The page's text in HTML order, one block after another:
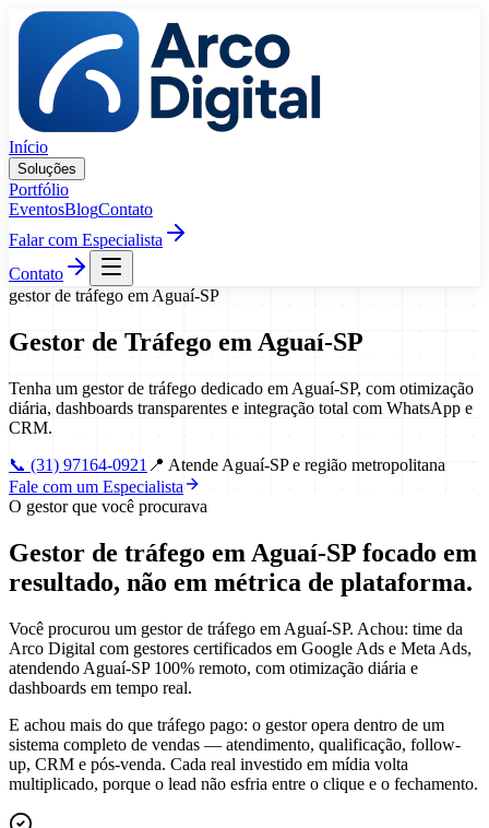
Pular para o conteúdo
Início
Soluções
Portfólio
EventosBlogContato
Falar com Especialista
Contato
gestor de tráfego em Aguaí-SP
Gestor de Tráfego em Aguaí-SP
Tenha um gestor de tráfego dedicado em Aguaí-SP, com otimização
diária, dashboards transparentes e integração total com WhatsApp e
CRM.
📞 (31) 97164-0921 📍 Atende Aguaí-SP e região metropolitana
Fale com um Especialista
O gestor que você procurava
Gestor de tráfego em Aguaí-SP focado em
resultado, não em métrica de plataforma.
Você procurou um gestor de tráfego em Aguaí-SP. Achou: time da
Arco Digital com gestores certificados em Google Ads e Meta Ads,
atendendo Aguaí-SP 100% remoto, com otimização diária e
dashboards em tempo real.
E achou mais do que tráfego pago: o gestor opera dentro de um
sistema completo de vendas — atendimento, qualificação, follow-
up, CRM e pós-venda. Cada real investido em mídia volta
multiplicado, porque o lead não esfria entre o clique e o fechamento.